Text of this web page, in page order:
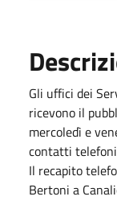
Gli uffici dei
ricevono il
mercoledì e
contatti
Il recapito
Bertoni a